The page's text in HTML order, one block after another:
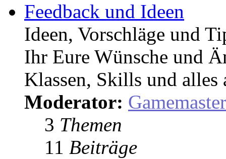
Feedback und Ideen
Ideen, Vorschläge und
Ihr Eure Wünsche und
Klassen, Skills und
Moderator: Gamemaster
3 Themen
11 Beiträge